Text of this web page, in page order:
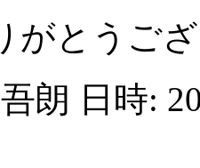
がとうご
朗 日時: